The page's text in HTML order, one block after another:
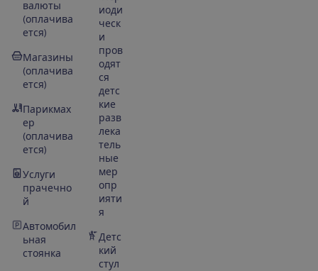
валюты
(оплачива
ется)
Магазины
(оплачива
ется)
Парикмах
ер
(оплачива
ется)
Услуги
прачечно
й
Автомобил
ьная
стоянка
иоди
ческ
и
пров
одят
ся
детс
кие
разв
лека
тель
ные
мер
опр
ияти
я
Детс
кий
стул